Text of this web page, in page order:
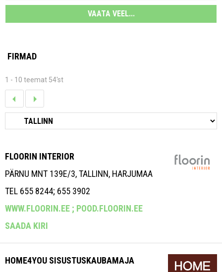
VAATA VEEL...
FIRMAD
1 - 10 teemat 54'st
FLOORIN INTERIOR
PÄRNU MNT 139E/3, TALLINN, HARJUMAA
TEL 655 8244; 655 3902
WWW.FLOORIN.EE ; POOD.FLOORIN.EE
SAADA KIRI
HOME4YOU SISUSTUSKAUBAMAJA